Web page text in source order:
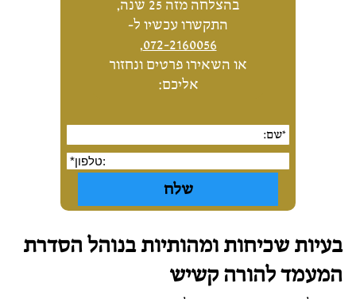
בהצלחה מזה 25 שנה,
התקשרו עכשיו ל-
072-2160056
,
או השאירו פרטים ונחזור
אליכם:
בעיות שכיחות ומהותיות בנוהל הסדרת
המעמד להורה קשיש